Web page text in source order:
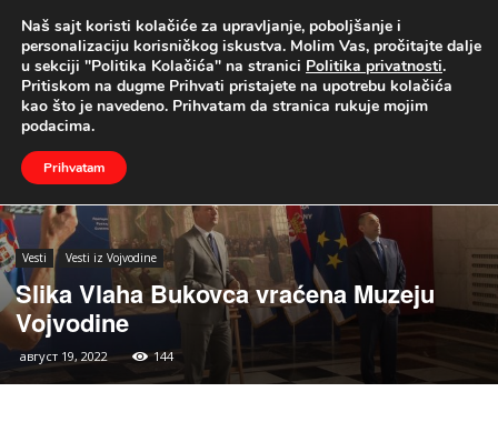
UŽIVO
Naslovna Vesti Vesti iz Vojvodine
Vesti Vesti iz Vojvodine
Slika Vlaha Bukovca vraćena Muzeju
Vojvodine
август 19, 2022 144
Naš sajt koristi kolačiće za upravljanje, poboljšanje i
personalizaciju korisničkog iskustva. Molim Vas, pročitajte dalje
u sekciji "Politika Kolačića" na stranici Politika privatnosti.
Pritiskom na dugme Prihvati pristajete na upotrebu kolačića
kao što je navedeno. Prihvatam da stranica rukuje mojim
podacima.
Prihvatam